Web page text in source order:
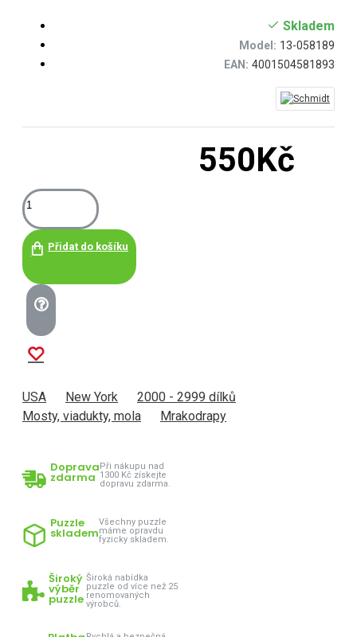
550Kč
Skladem
Model: 13-058189
EAN: 4001504581893
Přidat do košíku
USA New York
2000 - 2999 dílků
Mosty, viadukty, mola
Mrakodrapy
Doprava
zdarma
Při nákupu nad
1300 Kč získejte
dopravu zdarma.
Puzzle
skladem
Všechny puzzle
máme opravdu
fyzicky skladem.
Široký
výběr
puzzle
Široká nabídka
puzzle od více než 25
renomovaných
výrobců.